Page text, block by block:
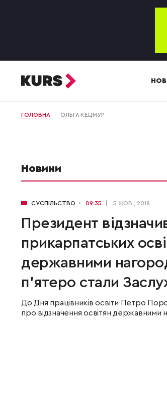
ГОЛОВНА ОЛЬГА КЕЦМУР
Новини
СУСПІЛЬСТВО 09:35 5 ЖОВ., 2018
Президент
прикарпатських
державними
п'ятеро стали
До Дня працівників освіти Петро
про відзначення освітян державними